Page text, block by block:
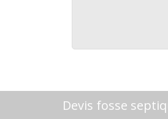
Devis fosse